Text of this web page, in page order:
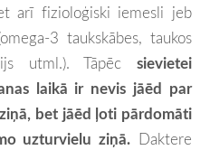
arī fizioloģiski iemesli jeb
3 taukskābes, taukos
utml.). Tāpēc sievietei
laikā ir nevis jāēd par
bet jāēd ļoti pārdomāti
uzturvielu ziņā. Daktere